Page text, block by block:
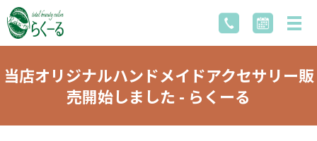
当店オリジナルハンドメイドアクセサリー販
売開始しました - らくーる